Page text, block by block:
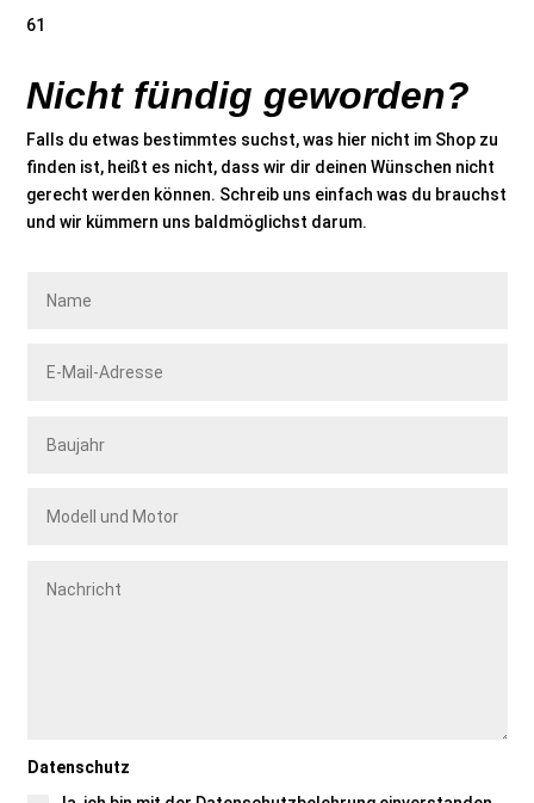
61
Nicht fündig geworden?
Falls du etwas bestimmtes suchst, was hier nicht im Shop zu
finden ist, heißt es nicht, dass wir dir deinen Wünschen nicht
gerecht werden können. Schreib uns einfach was du brauchst
und wir kümmern uns baldmöglichst darum.
Datenschutz